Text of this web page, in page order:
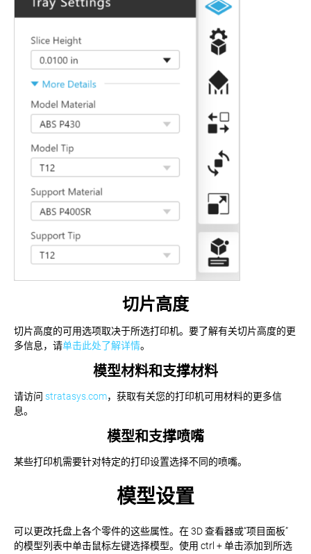
切片高度
切片高度的可用选项取决于所选打印机。要了解有关切片高度的更
多信息，请单击此处了解详情。
模型材料和支撑材料
请访问 stratasys.com，获取有关您的打印机可用材料的更多信
息。
模型和支撑喷嘴
某些打印机需要针对特定的打印设置选择不同的喷嘴。
模型设置
可以更改托盘上各个零件的这些属性。在 3D 查看器或“项目面板”
的模型列表中单击鼠标左键选择模型。使用 ctrl + 单击添加到所选